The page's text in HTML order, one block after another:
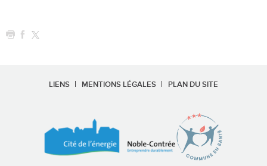
LIENS MENTIONS LÉGALES PLAN DU SITE